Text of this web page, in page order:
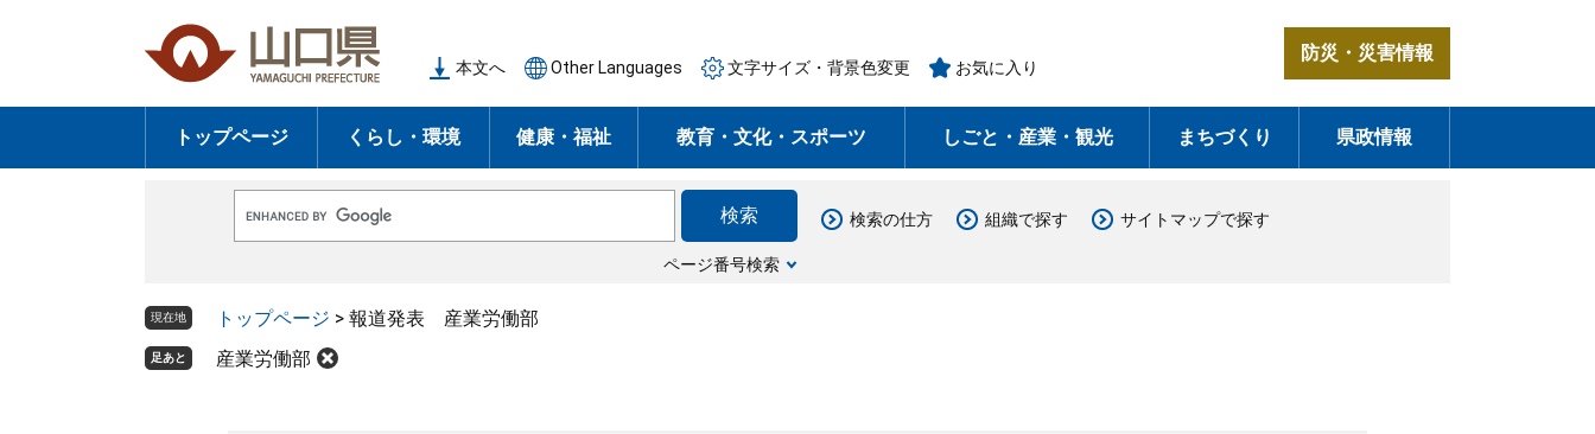
の
頭
ー
飛
本文へ Other Languages 文字サイズ・背景色変更 お気に入り
防災・災害情報
トップページ くらし・環境 健康・福祉 教育・文化・スポーツ しごと・産業・観光 まちづくり 県政情報
o
e
ス
ページ番号検索
検索の仕方 組織で探す サイトマップで探す
現在地 トップページ > 報道発表 産業労働部
足あと 産業労働部